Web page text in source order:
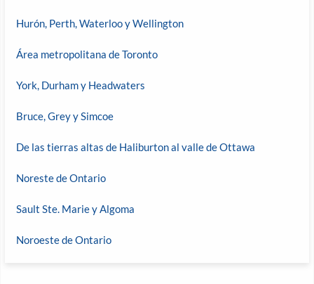
Hurón, Perth, Waterloo y Wellington
Área metropolitana de Toronto
York, Durham y Headwaters
Bruce, Grey y Simcoe
De las tierras altas de Haliburton al valle de Ottawa
Noreste de Ontario
Sault Ste. Marie y Algoma
Noroeste de Ontario